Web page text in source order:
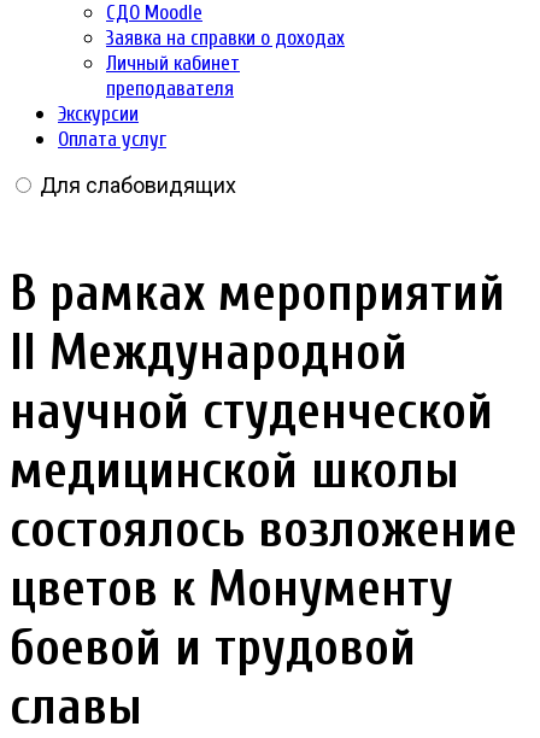
СДО Moodle
Заявка на справки о доходах
Личный кабинет
преподавателя
Экскурсии
Оплата услуг
Для слабовидящих
В рамках мероприятий
II Международной
научной студенческой
медицинской школы
состоялось возложение
цветов к Монументу
боевой и трудовой
славы